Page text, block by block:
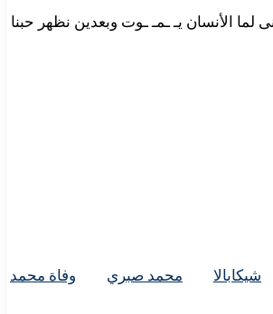
شيكابالا محمد صبري
وفاة محمد